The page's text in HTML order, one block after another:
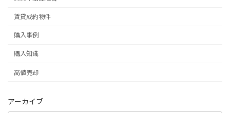
賃貸成約物件
購入事例
購入知識
高値売却
アーカイブ